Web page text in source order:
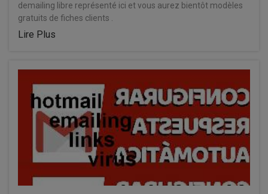
demailing libre représenté ici et vous aurez bientôt modèles
gratuits de fiches clients .
Lire Plus